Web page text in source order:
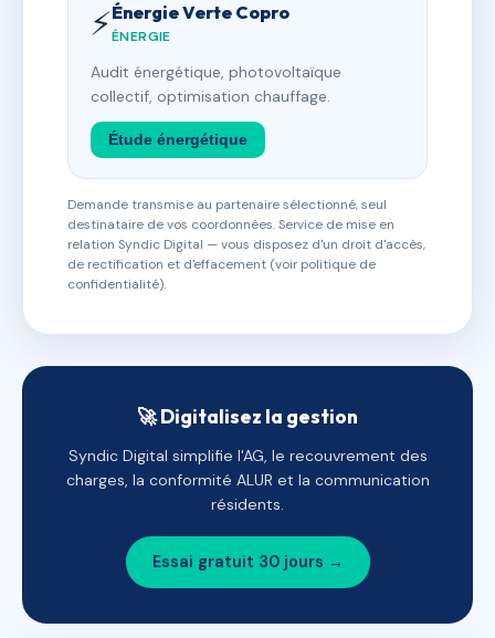
⚡Énergie Verte Copro
ÉNERGIE
Audit énergétique, photovoltaïque
collectif, optimisation chauffage.
Étude énergétique
Demande transmise au partenaire sélectionné, seul
destinataire de vos coordonnées. Service de mise en
relation Syndic Digital — vous disposez d'un droit d'accès,
de rectification et d'effacement (voir politique de
confidentialité).
🚀 Digitalisez la gestion
Syndic Digital simplifie l'AG, le recouvrement des
charges, la conformité ALUR et la communication
résidents.
Essai gratuit 30 jours →